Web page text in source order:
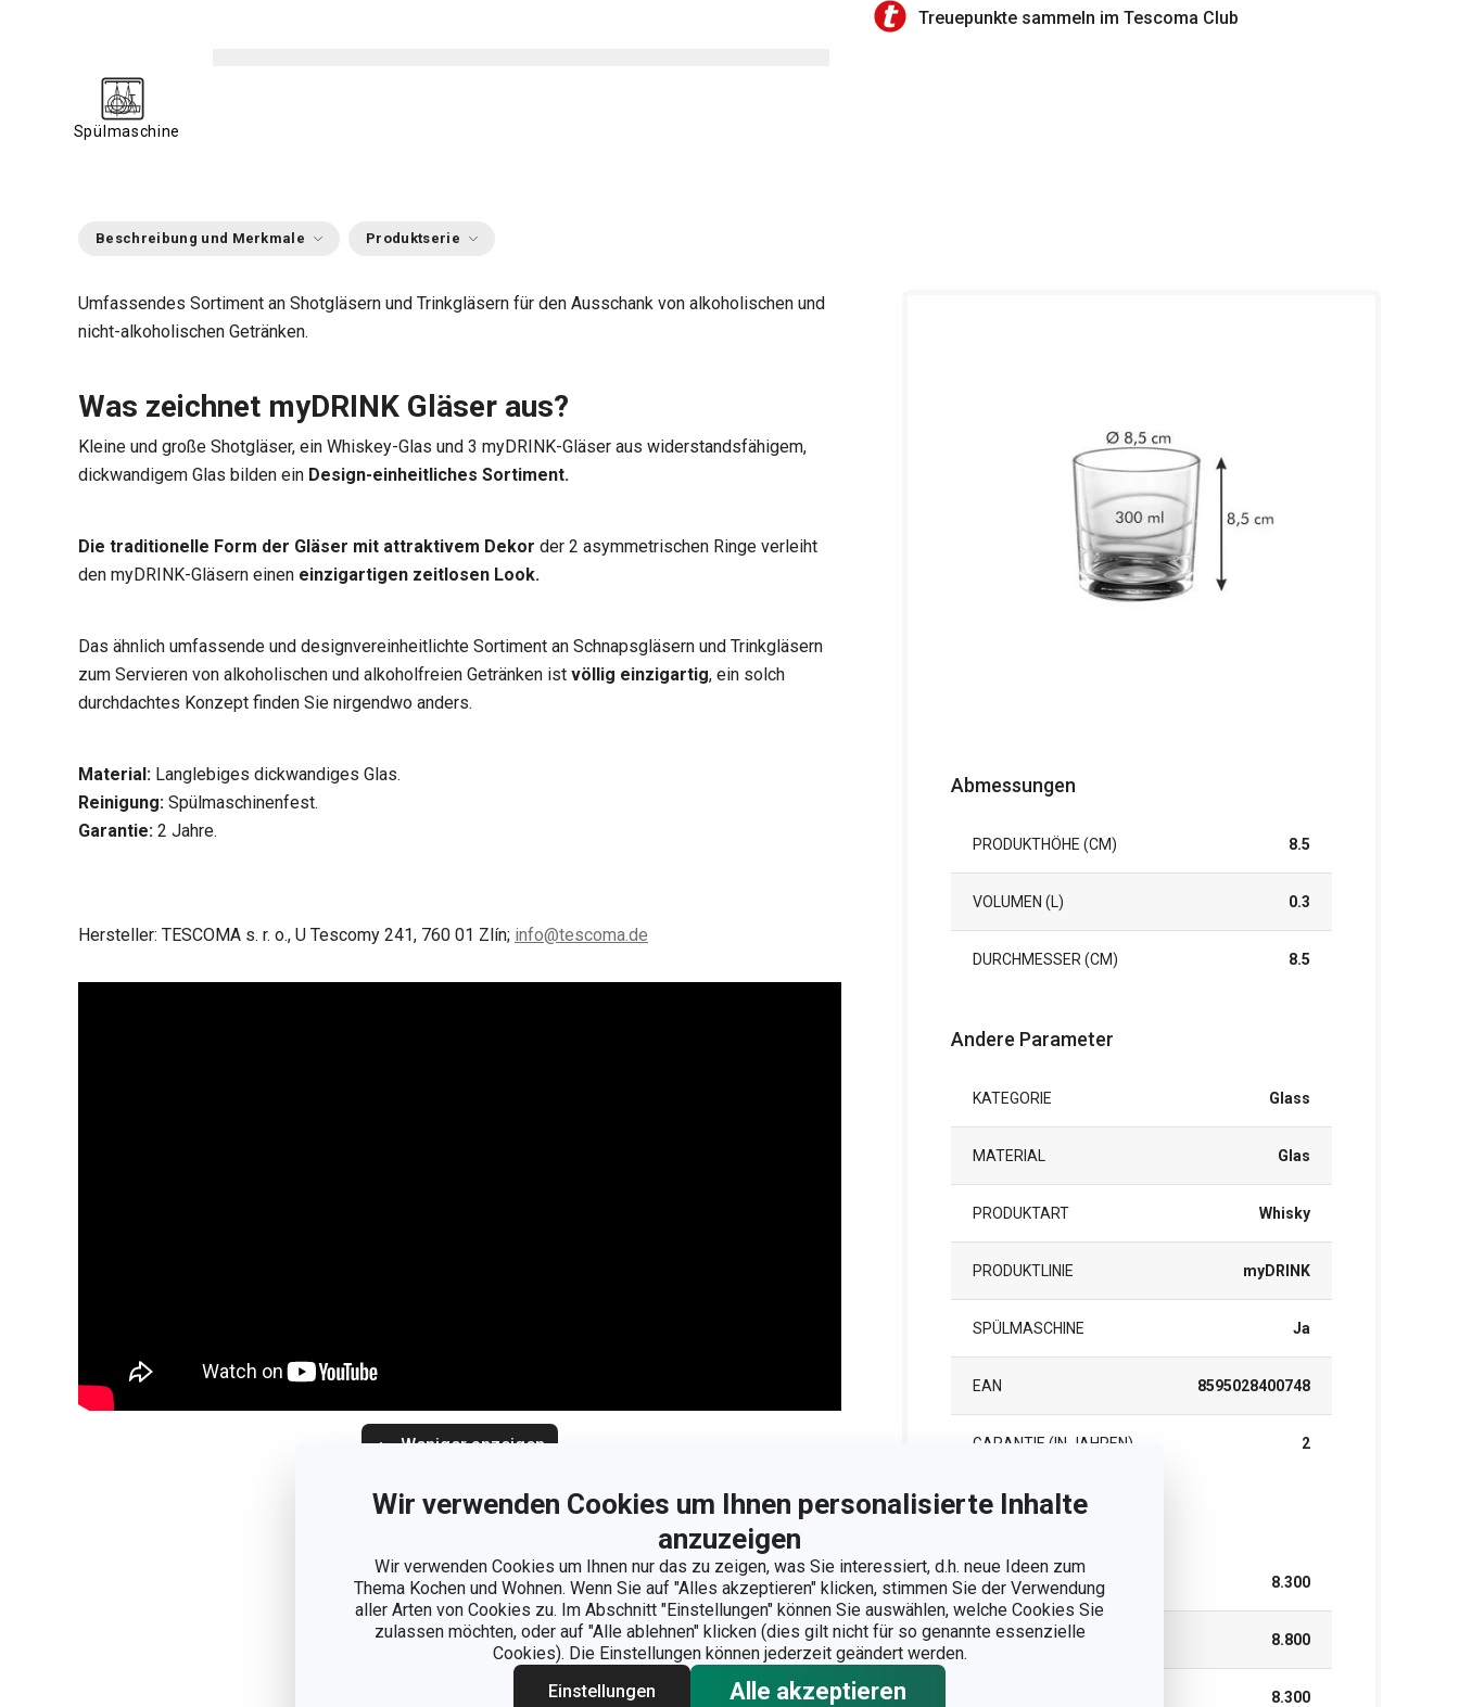
Wir verwenden Cookies um Ihnen personalisierte Inhalte
anzuzeigen
Wir verwenden Cookies um Ihnen nur das zu zeigen, was Sie interessiert, d.h. neue Ideen zum
Thema Kochen und Wohnen. Wenn Sie auf "Alles akzeptieren" klicken, stimmen Sie der Verwendung
aller Arten von Cookies zu. Im Abschnitt "Einstellungen" können Sie auswählen, welche Cookies Sie
zulassen möchten, oder auf "Alle ablehnen" klicken (dies gilt nicht für so genannte essenzielle
Cookies). Die Einstellungen können jederzeit geändert werden.
Einstellungen
Alle akzeptieren
Treuepunkte sammeln im Tescoma Club
Spülmaschine
Beschreibung und Merkmale Produktserie
Umfassendes Sortiment an Shotgläsern und Trinkgläsern für den Ausschank von alkoholischen und
nicht-alkoholischen Getränken.
Was zeichnet myDRINK Gläser aus?
Kleine und große Shotgläser, ein Whiskey-Glas und 3 myDRINK-Gläser aus widerstandsfähigem,
dickwandigem Glas bilden ein Design-einheitliches Sortiment.
Die traditionelle Form der Gläser mit attraktivem Dekor der 2 asymmetrischen Ringe verleiht
den myDRINK-Gläsern einen einzigartigen zeitlosen Look.
Das ähnlich umfassende und designvereinheitlichte Sortiment an Schnapsgläsern und Trinkgläsern
zum Servieren von alkoholischen und alkoholfreien Getränken ist völlig einzigartig, ein solch
durchdachtes Konzept finden Sie nirgendwo anders.
Material: Langlebiges dickwandiges Glas.
Reinigung: Spülmaschinenfest.
Garantie: 2 Jahre.
Hersteller: TESCOMA s. r. o., U Tescomy 241, 760 01 Zlín; info@tescoma.de
Weniger anzeigen
Abmessungen
PRODUKTHÖHE (CM) 8.5
VOLUMEN (L) 0.3
DURCHMESSER (CM) 8.5
Andere Parameter
KATEGORIE Glass
MATERIAL Glas
PRODUKTART Whisky
PRODUKTLINIE myDRINK
SPÜLMASCHINE Ja
EAN 8595028400748
GARANTIE (IN JAHREN) 2
BREITE (CM) 8.300
HÖHE (CM) 8.800
8.300